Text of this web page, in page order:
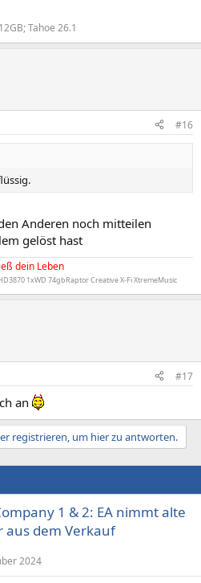
Tahoe 26.1
#16
Anderen noch mitteilen
gelöst hast
dein Leben
1xWD 74gbRaptor Creative X-Fi XtremeMusic
#17
an
registrieren, um hier zu antworten.
1 & 2: EA nimmt alte
aus dem Verkauf
2024